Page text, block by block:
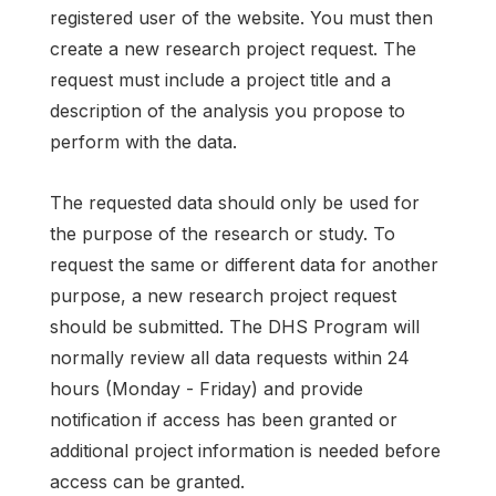
registered user of the website. You must then
create a new research project request. The
request must include a project title and a
description of the analysis you propose to
perform with the data.
The requested data should only be used for
the purpose of the research or study. To
request the same or different data for another
purpose, a new research project request
should be submitted. The DHS Program will
normally review all data requests within 24
hours (Monday - Friday) and provide
notification if access has been granted or
additional project information is needed before
access can be granted.